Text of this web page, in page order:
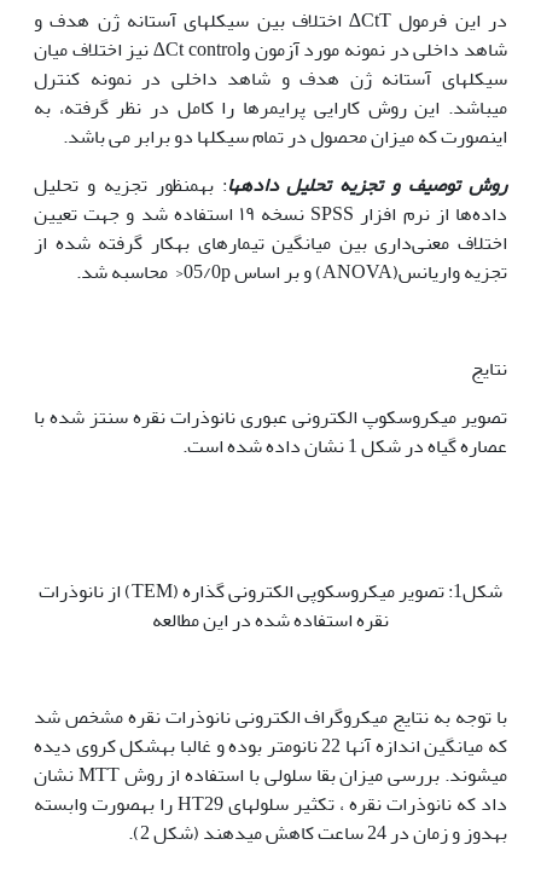
در این فرمول CtT∆ اختلاف بین سیکل‏های آستانه ژن هدف و
شاهد داخلی در نمونه مورد آزمون وCt control∆ نیز اختلاف میان
سیکل‏های آستانه ژن هدف و شاهد داخلی در نمونه کنترل
می‏باشد. این روش کارایی پرایمرها را کامل در نظر گرفته، به
‏این‏صورت که میزان محصول در تمام سیکل‏ها دو برابر می باشد.
روش توصیف و تجزیه تحلیل داده‏ها: به‏منظور تجزیه و تحلیل
داده‌ها از نرم افزار SPSS نسخه ١٩ استفاده شد و جهت تعیین
اختلاف معنی‌داری بین میانگین تیمارهای به‏کار گرفته شده از
تجزیه واریانس(ANOVA) و بر اساس 05/0p< محاسبه شد.
نتایج
تصویر میکروسکوپ الکترونی عبوری نانوذرات نقره سنتز شده با
عصاره گیاه در شکل 1 نشان داده شده است.
شکل1: تصویر میکروسکوپی الکترونی گذاره (TEM) از نانوذرات
نقره استفاده شده در این مطالعه
با توجه به نتایج میکروگراف الکترونی نانوذرات نقره مشخص شد
که میانگین اندازه آن‫ها 22 نانومتر بوده و غالبا به‏شکل کروی دیده
می‏شوند. بررسی میزان بقا سلولی با استفاده از روش MTT نشان
داد که نانوذرات نقره ، تکثیر سلول‏های HT29 را به‏صورت وابسته
به‏دوز و زمان در 24 ساعت کاهش می‏دهند (شکل 2).